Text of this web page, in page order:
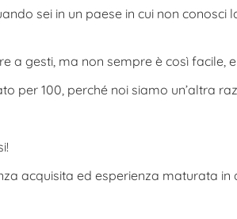
sei in un paese in cui non
a gesti, ma non sempre è così facile,
per 100, perché noi siamo un’altra
acquisita ed esperienza maturata